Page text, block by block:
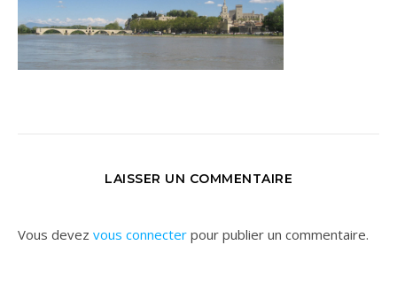
LAISSER UN COMMENTAIRE
Vous devez vous connecter pour publier un commentaire.